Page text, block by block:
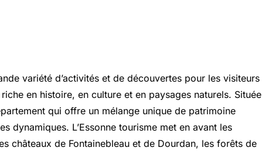
variété d’activités et de découvertes pour les visiteurs
en histoire, en culture et en paysages naturels. Située
qui offre un mélange unique de patrimoine
dynamiques. L’Essonne tourisme met en avant les
châteaux de Fontainebleau et de Dourdan, les forêts de